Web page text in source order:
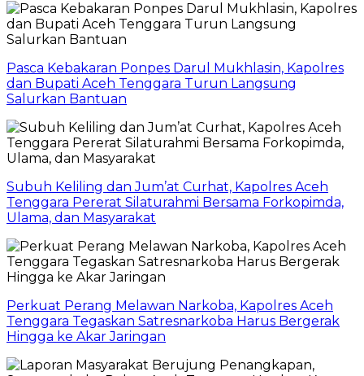
Pasca Kebakaran Ponpes Darul Mukhlasin, Kapolres
dan Bupati Aceh Tenggara Turun Langsung
Salurkan Bantuan
Subuh Keliling dan Jum’at Curhat, Kapolres Aceh
Tenggara Pererat Silaturahmi Bersama Forkopimda,
Ulama, dan Masyarakat
Perkuat Perang Melawan Narkoba, Kapolres Aceh
Tenggara Tegaskan Satresnarkoba Harus Bergerak
Hingga ke Akar Jaringan